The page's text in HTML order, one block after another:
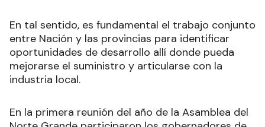
En tal sentido, es fundamental el trabajo conjunto
entre Nación y las provincias para identificar
oportunidades de desarrollo allí donde pueda
mejorarse el suministro y articularse con la
industria local.
En la primera reunión del año de la Asamblea del